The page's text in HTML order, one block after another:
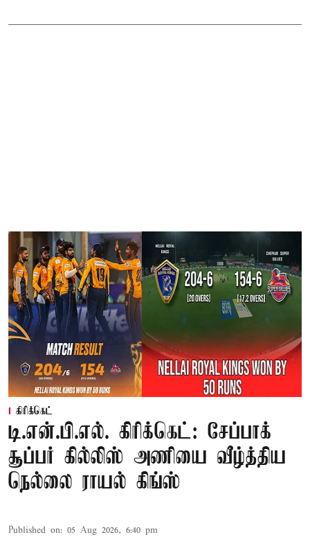
கிரிக்கெட்
டி.என்.பி.எல். கிரிக்கெட்: சேப்பாக்
சூப்பர் கில்லிஸ் அணியை வீழ்த்திய
நெல்லை ராயல் கிங்ஸ்
Published on: 05 Aug 2026, 6:40 pm